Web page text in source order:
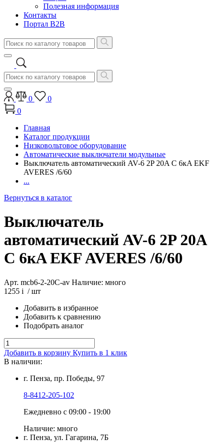
Полезная информация
Контакты
Портал B2B
0
0
0
Главная
Каталог продукции
Низковольтовое оборудование
Автоматические выключатели модульные
Выключатель автоматический AV-6 2P 20A C 6кA EKF
AVERES /6/60
...
Вернуться в каталог
Выключатель
автоматический AV-6 2P 20A
C 6кA EKF AVERES /6/60
Арт. mcb6-2-20C-av Наличие: много
1255 i / шт
Добавить в избранное
Добавить к сравнению
Подобрать аналог
Добавить в корзину Купить в 1 клик
В наличии:
г. Пенза, пр. Победы, 97
8-8412-205-102
Ежедневно с 09:00 - 19:00
Наличие: много
г. Пенза, ул. Гагарина, 7Б